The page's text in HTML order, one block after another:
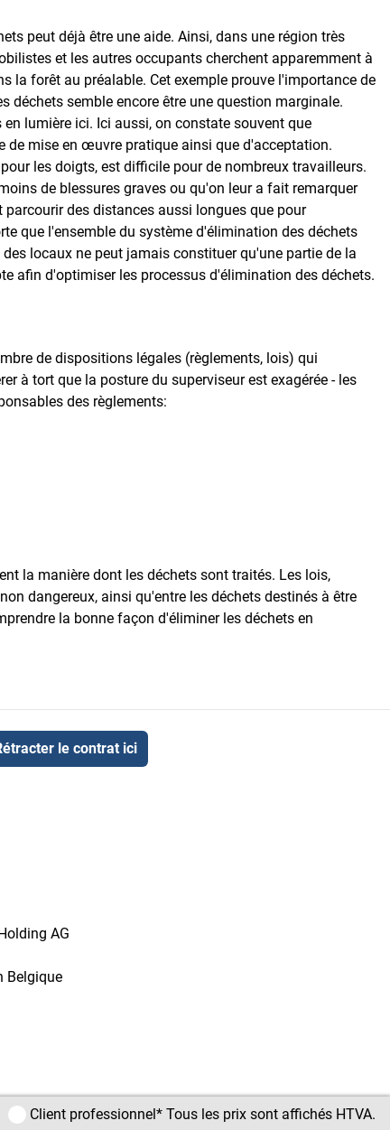
peut déjà être une aide. Ainsi, dans une région très
et les autres occupants cherchent apparemment à
la forêt au préalable. Cet exemple prouve l'importance de
déchets semble encore être une question marginale.
lumière ici. Ici aussi, on constate souvent que
de mise en œuvre pratique ainsi que d'acceptation.
les doigts, est difficile pour de nombreux travailleurs.
de blessures graves ou qu'on leur a fait remarquer
des distances aussi longues que pour
que l'ensemble du système d'élimination des déchets
locaux ne peut jamais constituer qu'une partie de la
afin d'optimiser les processus d'élimination des déchets.
de dispositions légales (règlements, lois) qui
à tort que la posture du superviseur est exagérée - les
des règlements:
la manière dont les déchets sont traités. Les lois,
dangereux, ainsi qu'entre les déchets destinés à être
la bonne façon d'éliminer les déchets en
le contrat ici
AG
Belgique
privé / Client professionnel
Client professionnel* Tous les prix sont affichés HTVA.